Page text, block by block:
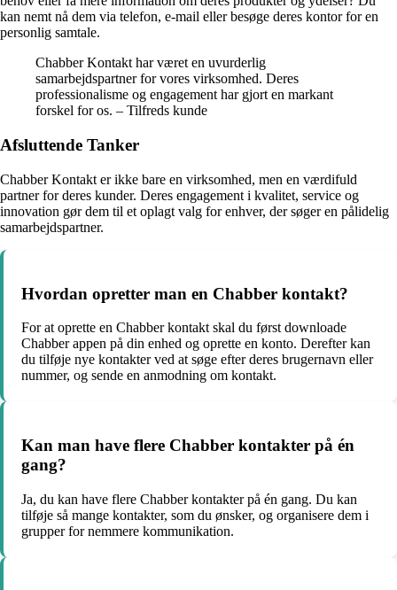
kan nemt nå dem via telefon, e-mail eller besøge deres kontor for en
personlig samtale.
Chabber Kontakt har været en uvurderlig
samarbejdspartner for vores virksomhed. Deres
professionalisme og engagement har gjort en markant
forskel for os. – Tilfreds kunde
Afsluttende Tanker
Chabber Kontakt er ikke bare en virksomhed, men en værdifuld
partner for deres kunder. Deres engagement i kvalitet, service og
innovation gør dem til et oplagt valg for enhver, der søger en pålidelig
samarbejdspartner.
Hvordan opretter man en Chabber kontakt?
For at oprette en Chabber kontakt skal du først downloade
Chabber appen på din enhed og oprette en konto. Derefter kan
du tilføje nye kontakter ved at søge efter deres brugernavn eller
nummer, og sende en anmodning om kontakt.
Kan man have flere Chabber kontakter på én
gang?
Ja, du kan have flere Chabber kontakter på én gang. Du kan
tilføje så mange kontakter, som du ønsker, og organisere dem i
grupper for nemmere kommunikation.